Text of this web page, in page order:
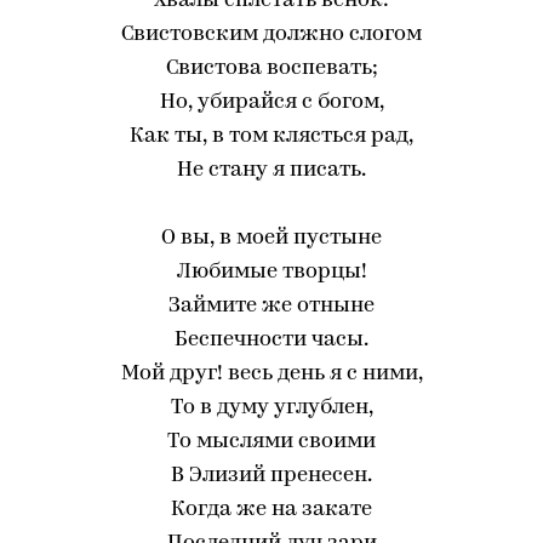
Свистовским должно слогом
Свистова воспевать;
Но, убирайся с богом,
Как ты, в том клясться рад,
Не стану я писать.
О вы, в моей пустыне
Любимые творцы!
Займите же отныне
Беспечности часы.
Мой друг! весь день я с ними,
То в думу углублен,
То мыслями своими
В Элизий пренесен.
Когда же на закате